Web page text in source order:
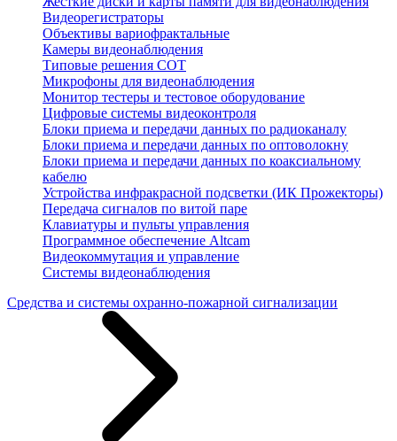
Видеорегистраторы
Объективы вариофрактальные
Камеры видеонаблюдения
Типовые решения СОТ
Микрофоны для видеонаблюдения
Монитор тестеры и тестовое оборудование
Цифровые системы видеоконтроля
Блоки приема и передачи данных по радиоканалу
Блоки приема и передачи данных по оптоволокну
Блоки приема и передачи данных по коаксиальному
кабелю
Устройства инфракрасной подсветки (ИК Прожекторы)
Передача сигналов по витой паре
Клавиатуры и пульты управления
Программное обеспечение Altcam
Видеокоммутация и управление
Системы видеонаблюдения
Средства и системы охранно-пожарной сигнализации